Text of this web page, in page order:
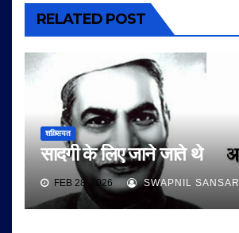
RELATED POST
शख़्सियत
सादगी के लिए जाने जाते थे
FEB 28, 2026 SWAPNIL SANSAR